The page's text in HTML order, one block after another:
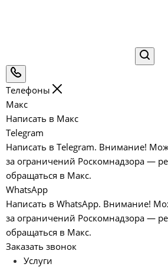
Телефоны
Макс
Написать в Макс
Telegram
Написать в Telegram. Внимание!
за ограничений Роскомнадзора —
обращаться в Макс.
WhatsApp
Написать в WhatsApp. Внимание!
за ограничений Роскомнадзора —
обращаться в Макс.
Заказать звонок
Услуги